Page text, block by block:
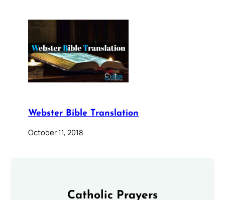
Webster Bible Translation
October 11, 2018
Catholic Prayers